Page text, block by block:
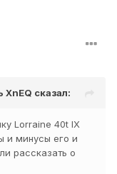
XnEQ сказал:
Lorraine 40t IX
и минусы его и
рассказать о